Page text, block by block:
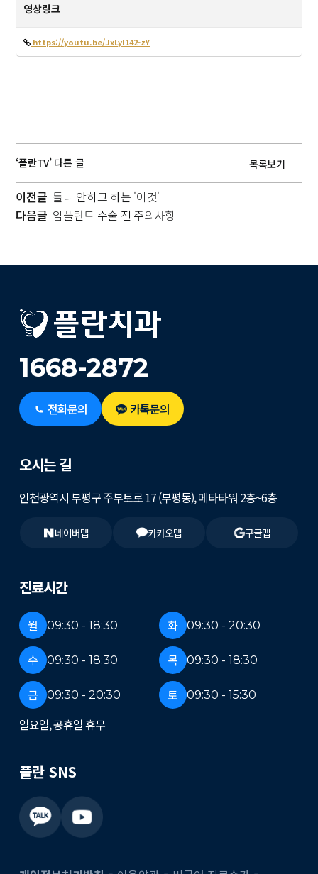
영상링크
https://youtu.be/JxLyl142-zY
‘플란TV’ 다른 글 목록보기
이전글 틀니 안하고 하는 '이것'
다음글 임플란트 수술 전 주의사항
1668-2872
전화문의 카톡문의
진료시간
월 09:30 - 18:30 화 09:30 - 20:30
수 09:30 - 18:30 목 09:30 - 18:30
금 09:30 - 20:30 토 09:30 - 15:30
일요일, 공휴일 휴무
오시는 길
인천광역시 부평구 주부토로 17 (부평동), 메타타워 2층~6층
네이버맵 카카오맵 구글맵
플란 SNS